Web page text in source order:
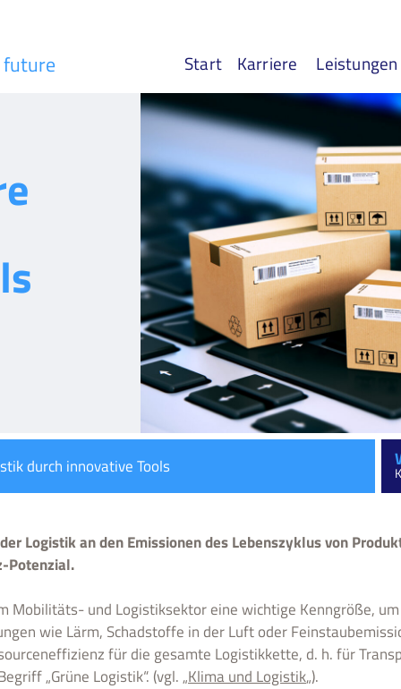
Start Karriere Leistungen
durch innovative Tools
Logistik an den Emissionen des Lebenszyklus von
Potenzial.
Mobilitäts- und Logistiksektor eine wichtige Kenngröße,
wie Lärm, Schadstoffe in der Luft oder
für die gesamte Logistikkette, d. h. für
„Grüne Logistik“. (vgl. „Klima und Logistik„).